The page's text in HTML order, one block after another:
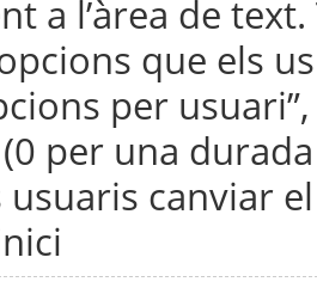
a l’àrea de
que els
per
(0 per una
canviar